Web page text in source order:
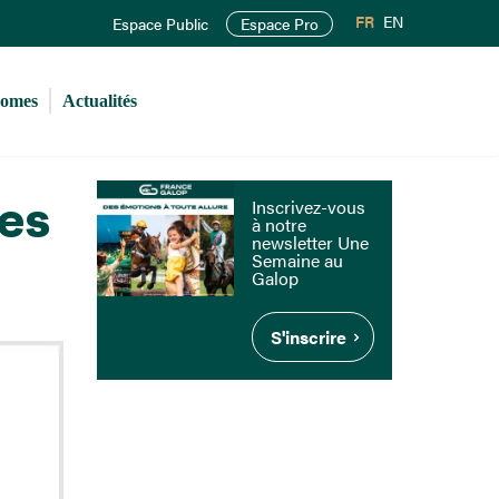
Espace Public Espace Pro FR EN
Actualités
Inscrivez-vous
à notre
newsletter Une
Semaine au
Galop
S'inscrire